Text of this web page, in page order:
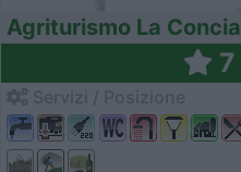
Agriturismo La Concia
7